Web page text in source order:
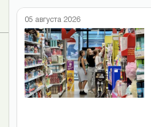
05 августа 2026